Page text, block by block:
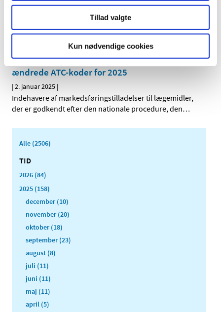
Tillad valgte
Kun nødvendige cookies
Den Europæiske Farmakopékommission har godkendt at
fjerne testen for såkaldte pyrogener (giftstoffer fra…
Opdatering af produktresumeer på grund af
ændrede ATC-koder for 2025
| 2. januar 2025 |
Indehavere af markedsføringstilladelser til lægemidler,
der er godkendt efter den nationale procedure, den…
Alle (2506)
TID
2026 (84)
2025 (158)
december (10)
november (20)
oktober (18)
september (23)
august (8)
juli (11)
juni (11)
maj (11)
april (5)